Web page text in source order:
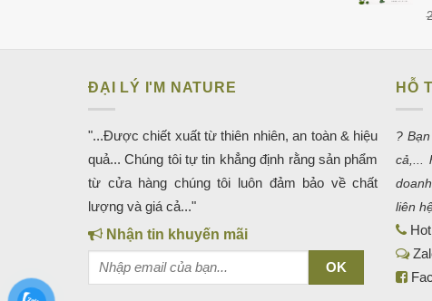
ĐẠI LÝ I'M NATURE
"...Được chiết xuất từ thiên nhiên, an toàn & hiệu
quả... Chúng tôi tự tin khẳng định rằng sản phẩm
từ cửa hàng chúng tôi luôn đảm bảo về chất
lượng và giá cả..."
Nhận tin khuyến mãi
HỖ
?
cả,...
liên